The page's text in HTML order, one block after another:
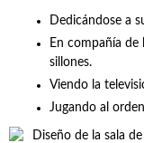
Dedicándose a
En compañía de
sillones.
Viendo la
Jugando al